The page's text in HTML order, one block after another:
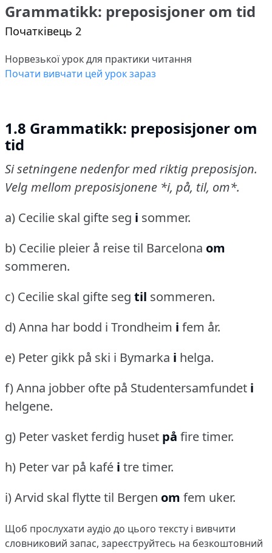
Grammatikk: preposisjoner om tid
Початківець 2
Норвезької урок для практики читання
Почати вивчати цей урок зараз
1.8 Grammatikk: preposisjoner om
tid
Si setningene nedenfor med riktig preposisjon.
Velg mellom preposisjonene *i, på, til, om*.
a) Cecilie skal gifte seg i sommer.
b) Cecilie pleier å reise til Barcelona om
sommeren.
c) Cecilie skal gifte seg til sommeren.
d) Anna har bodd i Trondheim i fem år.
e) Peter gikk på ski i Bymarka i helga.
f) Anna jobber ofte på Studentersamfundet i
helgene.
g) Peter vasket ferdig huset på fire timer.
h) Peter var på kafé i tre timer.
i) Arvid skal flytte til Bergen om fem uker.
Щоб прослухати аудіо до цього тексту і вивчити
словниковий запас, зареєструйтесь на безкоштовний